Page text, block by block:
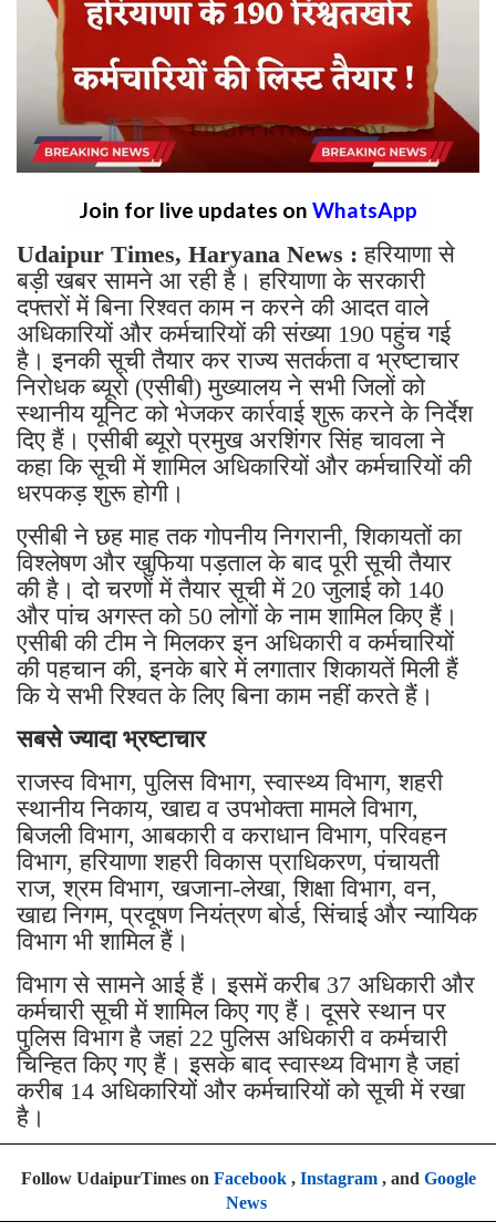
Join for live updates on WhatsApp
Udaipur Times, Haryana News : हरियाणा से
बड़ी खबर सामने आ रही है। हरियाणा के सरकारी
दफ्तरों में बिना रिश्वत काम न करने की आदत वाले
अधिकारियों और कर्मचारियों की संख्या 190 पहुंच गई
है। इनकी सूची तैयार कर राज्य सतर्कता व भ्रष्टाचार
निरोधक ब्यूरो (एसीबी) मुख्यालय ने सभी जिलों को
स्थानीय यूनिट को भेजकर कार्रवाई शुरू करने के निर्देश
दिए हैं। एसीबी ब्यूरो प्रमुख अरशिंगर सिंह चावला ने
कहा कि सूची में शामिल अधिकारियों और कर्मचारियों की
धरपकड़ शुरू होगी।
एसीबी ने छह माह तक गोपनीय निगरानी, शिकायतों का
विश्लेषण और खुफिया पड़ताल के बाद पूरी सूची तैयार
की है। दो चरणों में तैयार सूची में 20 जुलाई को 140
और पांच अगस्त को 50 लोगों के नाम शामिल किए हैं।
एसीबी की टीम ने मिलकर इन अधिकारी व कर्मचारियों
की पहचान की, इनके बारे में लगातार शिकायतें मिली हैं
कि ये सभी रिश्वत के लिए बिना काम नहीं करते हैं।
सबसे ज्यादा भ्रष्टाचार
राजस्व विभाग, पुलिस विभाग, स्वास्थ्य विभाग, शहरी
स्थानीय निकाय, खाद्य व उपभोक्ता मामले विभाग,
बिजली विभाग, आबकारी व कराधान विभाग, परिवहन
विभाग, हरियाणा शहरी विकास प्राधिकरण, पंचायती
राज, श्रम विभाग, खजाना-लेखा, शिक्षा विभाग, वन,
खाद्य निगम, प्रदूषण नियंत्रण बोर्ड, सिंचाई और न्यायिक
विभाग भी शामिल हैं।
विभाग से सामने आई हैं। इसमें करीब 37 अधिकारी और
कर्मचारी सूची में शामिल किए गए हैं। दूसरे स्थान पर
पुलिस विभाग है जहां 22 पुलिस अधिकारी व कर्मचारी
चिन्हित किए गए हैं। इसके बाद स्वास्थ्य विभाग है जहां
करीब 14 अधिकारियों और कर्मचारियों को सूची में रखा
है।
Follow UdaipurTimes on Facebook, Instagram, and Google
News